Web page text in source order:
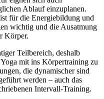
Ablauf einzuplanen.
für die Energiebildung und
wichtig und die Ausatmung
Körper.
Teilbereich, deshalb
mit ins Körpertraining zu
die dynamischer sind
werden – auch das
Intervall-Training.